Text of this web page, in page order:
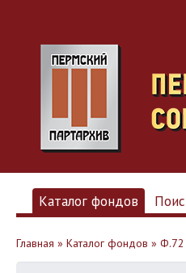
Каталог фондов
Главная » Каталог фондов » Ф.72